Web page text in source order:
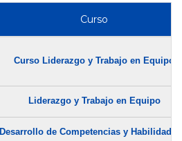
Curso
Curso Liderazgo y Trabajo en Equipo
Liderazgo y Trabajo en Equipo
Desarrollo de Competencias y